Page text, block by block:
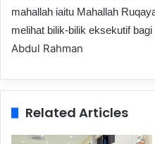
mahallah iaitu Mahallah
melihat bilik-bilik eksekutif bagi
Abdul Rahman
Related Articles